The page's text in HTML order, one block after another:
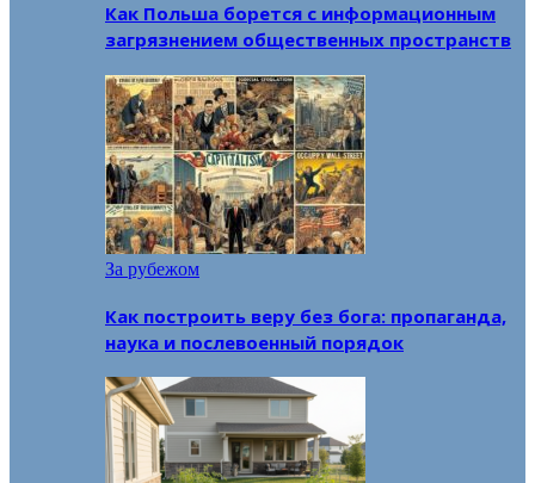
Как Польша борется с информационным
загрязнением общественных пространств
За рубежом
Как построить веру без бога: пропаганда,
наука и послевоенный порядок